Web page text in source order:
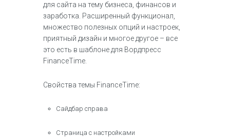
для сайта на тему бизнеса, финансов и
заработка. Расширенный функционал,
множество полезных опций и настроек,
приятный дизайн и многое другое – все
это есть в шаблоне для Вордпресс
FinanceTime.
Свойства темы FinanceTime:
Сайдбар справа
Страница с настройками